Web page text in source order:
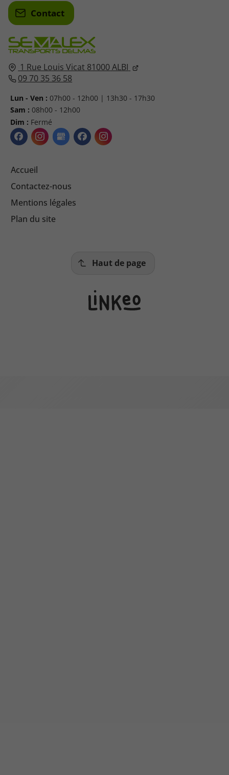
1 Rue Louis Vicat 81000ALBI
09 70 35 36 58
Lun - Ven : 07h00 - 12h00 | 13h30 - 17h30
Sam : 08h00 - 12h00
Dim : Fermé
Accueil
Contactez-nous
Mentions légales
Plan du site
Contact
Haut de page